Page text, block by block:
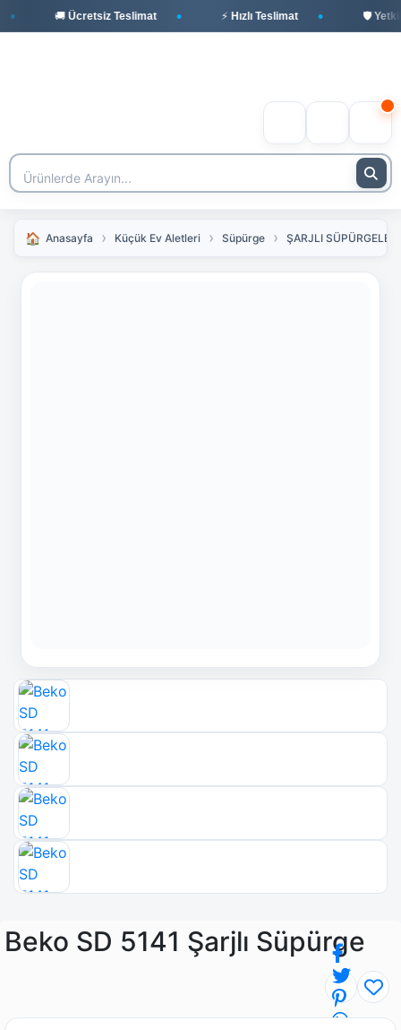
🚚 Ücretsiz Teslimat ⚡ Hızlı Teslimat 🛡️ Yetkili
Anasayfa Küçük Ev Aletleri Süpürge ŞARJLI SÜPÜRGELER
Beko SD 5141 Şarjlı Süpürge